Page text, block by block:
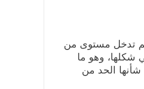
لم تدخل مستوى من
شكلها، وهو ما
شأنها الحد من